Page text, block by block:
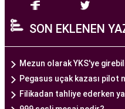
bir ekip tarafından
alan tıp
tedavi planları
dikkate alır. Ayrıca,
ve ekipmanlar, tedavi
güvenli hale getirir.
SON EKLENEN
Mezun olarak YKS'ye
Pegasus uçak kazası pilot
Filikadan tahliye ederken